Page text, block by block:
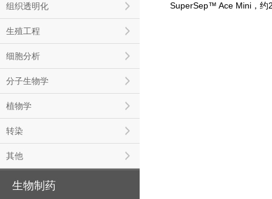
组织透明化
生殖工程
细胞分析
分子生物学
植物学
转染
其他
生物制药
SuperSep™ Ace Mini，约